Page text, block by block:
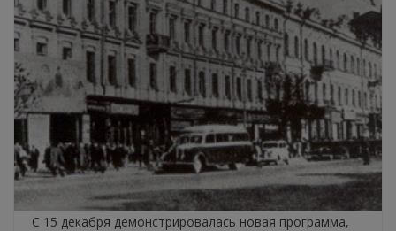
С 15 декабря демонстрировалась новая программа,